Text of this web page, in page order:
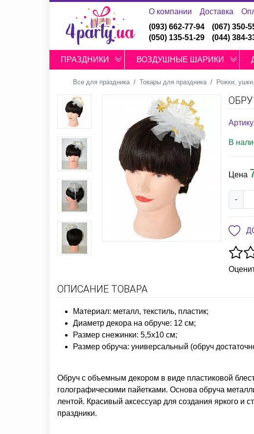
О компании Доставка
(093) 662-77-94
(050) 135-51-29
(067) 350-
(044) 384-
ПРАЗДНИКИ ВОЗДУШНЫЕ ШАРИКИ
Все для праздника Товары для праздника Рожки,
В
Цена
-
ОПИСАНИЕ ТОВАРА
Материал: металл, текстиль, пластик;
Диаметр декора на обруче: 12 см;
Размер снежинки: 5,5х10 см;
Размер обруча: универсальный (обруч
Обруч с объемным декором в виде пластиковой
голографическими пайетками. Основа обруча
лентой. Красивый аксессуар для создания яркого и
праздники.